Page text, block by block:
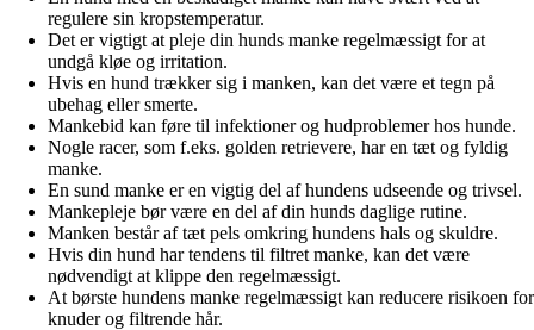
regulere sin kropstemperatur.
Det er vigtigt at pleje din hunds manke regelmæssigt for at
undgå kløe og irritation.
Hvis en hund trækker sig i manken, kan det være et tegn på
ubehag eller smerte.
Mankebid kan føre til infektioner og hudproblemer hos hunde.
Nogle racer, som f.eks. golden retrievere, har en tæt og fyldig
manke.
En sund manke er en vigtig del af hundens udseende og trivsel.
Mankepleje bør være en del af din hunds daglige rutine.
Manken består af tæt pels omkring hundens hals og skuldre.
Hvis din hund har tendens til filtret manke, kan det være
nødvendigt at klippe den regelmæssigt.
At børste hundens manke regelmæssigt kan reducere risikoen for
knuder og filtrende hår.